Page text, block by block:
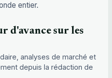
entier.
d'avance sur les
analyses de marché et
depuis la rédaction de